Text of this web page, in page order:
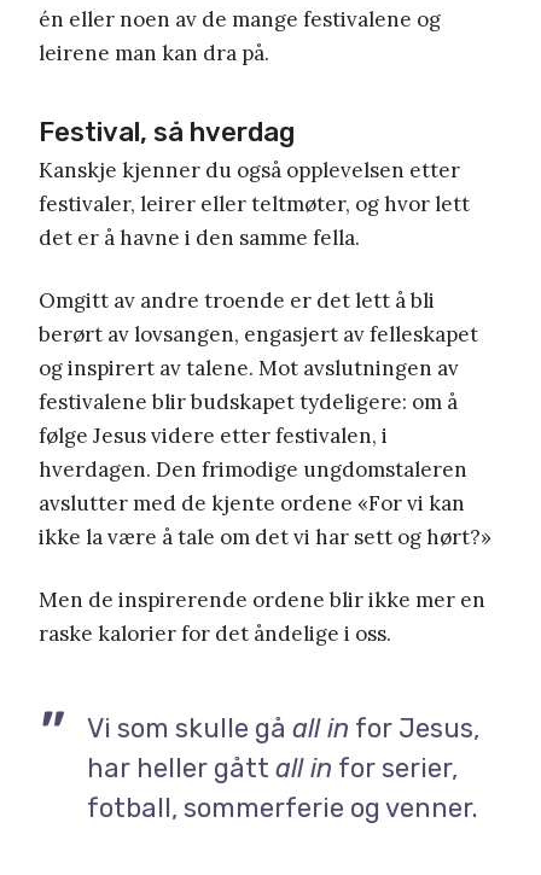
én eller noen av de mange festivalene og
leirene man kan dra på.
Festival, så hverdag
Kanskje kjenner du også opplevelsen etter
festivaler, leirer eller teltmøter, og hvor lett
det er å havne i den samme fella.
Omgitt av andre troende er det lett å bli
berørt av lovsangen, engasjert av felleskapet
og inspirert av talene. Mot avslutningen av
festivalene blir budskapet tydeligere: om å
følge Jesus videre etter festivalen, i
hverdagen. Den frimodige ungdomstaleren
avslutter med de kjente ordene «For vi kan
ikke la være å tale om det vi har sett og hørt?»
Men de inspirerende ordene blir ikke mer en
raske kalorier for det åndelige i oss.
Vi som skulle gå all in for Jesus,
har heller gått all in for serier,
fotball, sommerferie og venner.